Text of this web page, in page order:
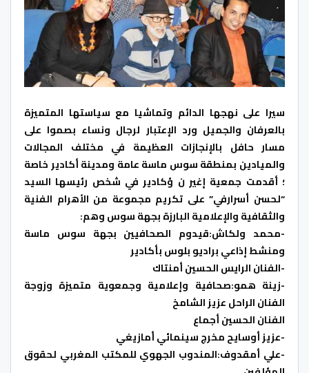
سيرا على نهجها الدائم وتماشيا مع سياستها المتميزة
بالعرفان والجميل ورد الإعتبار لرجال ونساء بصموا على
مسار حافل بالإنجازات العظيمة في مختلف المجالات
والميادين بمنطقة سوس ماسة عامة ومدينة أكادير خاصة
؛ أقدمت جمعية إغير ن ؤكادير في شخص رئيسها السيد
“لحسن أسرارفي” على تكريم مجموعة من الأهرام الفنية
والثقافية والإعلامية البارزة بجهة سوس وهم:
-محمد ولكاش:قيدوم الصحافيين بجهة سوس ماسة
ومنشط إذاعي براديو بلوس بأكادير
-الفنان الرايس الحسين أمنتاك
-زينة همو:صحافية وإعلامية وجمعوية متميزة وزوجة
الفنان الراحل عزيز الشامخ
الفنان الحسين أجماع
-عزيز أوسايح مخرج سينمائي أمازيغي
-علي أمقدوف:المندوب الجهوي للمكتب المغربي لحقوق